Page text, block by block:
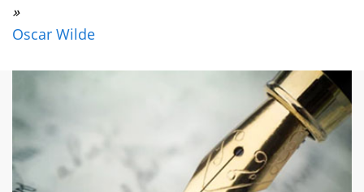
»
Oscar Wilde